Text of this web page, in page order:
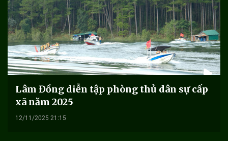
Lâm Đồng diễn tập phòng thủ dân sự cấp
xã năm 2025
12/11/2025 21:15